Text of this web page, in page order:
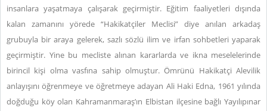
insanlara yaşatmaya çalışarak geçirmiştir. Eğitim faaliyetleri dışında
kalan zamanını yörede “Hakikatçiler Meclisi” diye anılan arkadaş
grubuyla bir araya gelerek, sazlı sözlü ilim ve irfan sohbetleri yaparak
geçirmiştir. Yine bu mecliste alınan kararlarda ve ikna meselelerinde
birincil kişi olma vasfına sahip olmuştur. Ömrünü Hakikatçi Alevilik
anlayışını öğrenmeye ve öğretmeye adayan Ali Haki Edna, 1961 yılında
doğduğu köy olan Kahramanmaraş’ın Elbistan ilçesine bağlı Yayılıpınar